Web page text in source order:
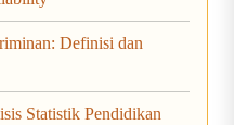
Definisi dan
Statistik Pendidikan